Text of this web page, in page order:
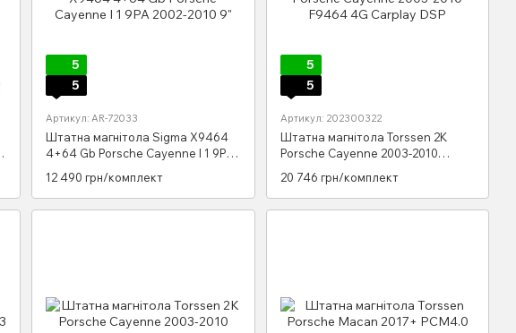
5
5
Артикул: AR-72033
Штатна магнітола Sigma X9464
4+64 Gb Porsche Cayenne I 1 9PA
12 490 грн/комплект
5
5
Артикул: 202300322
Штатна магнітола Torssen 2K
Porsche Cayenne 2003-2010
20 746 грн/комплект